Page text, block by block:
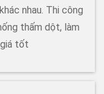
nhau. Thi công
thấm dột, làm
tốt